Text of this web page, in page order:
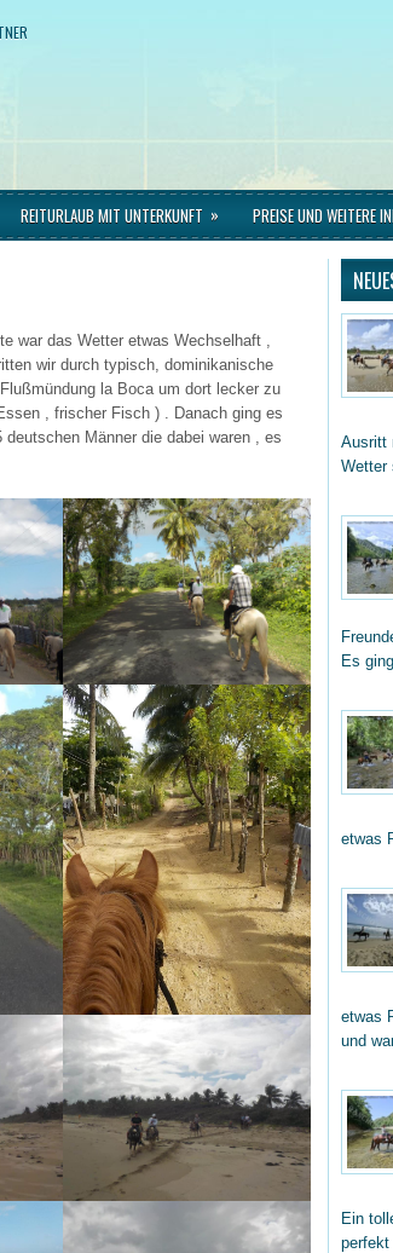
REITURLAUB MIT UNTERKUNFT » PREISE UND WEITERE
war das Wetter etwas Wechselhaft ,
wir durch typisch, dominikanische
la Boca um dort lecker zu
, frischer Fisch ) . Danach ging es
Männer die dabei waren , es
Ausritt
Wetter
Es
etwas
etwas
und
Ein